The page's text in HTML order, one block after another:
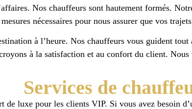
Nos chauffeurs sont hautement formés.
mesures nécessaires pour nous assurer que vos
à l’heure. Nos chauffeurs vous guident
à la satisfaction et au confort du client.
Services de
de luxe pour les clients VIP. Si vous avez besoin